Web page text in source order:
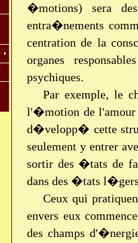
�motions) sera
entra�nements
centration de la
organes
psychiques.
Par exemple, le
l'�motion de
d�velopp� cette
seulement y entrer
sortir des �tats de
dans des �tats
Ceux qui
envers eux
des champs